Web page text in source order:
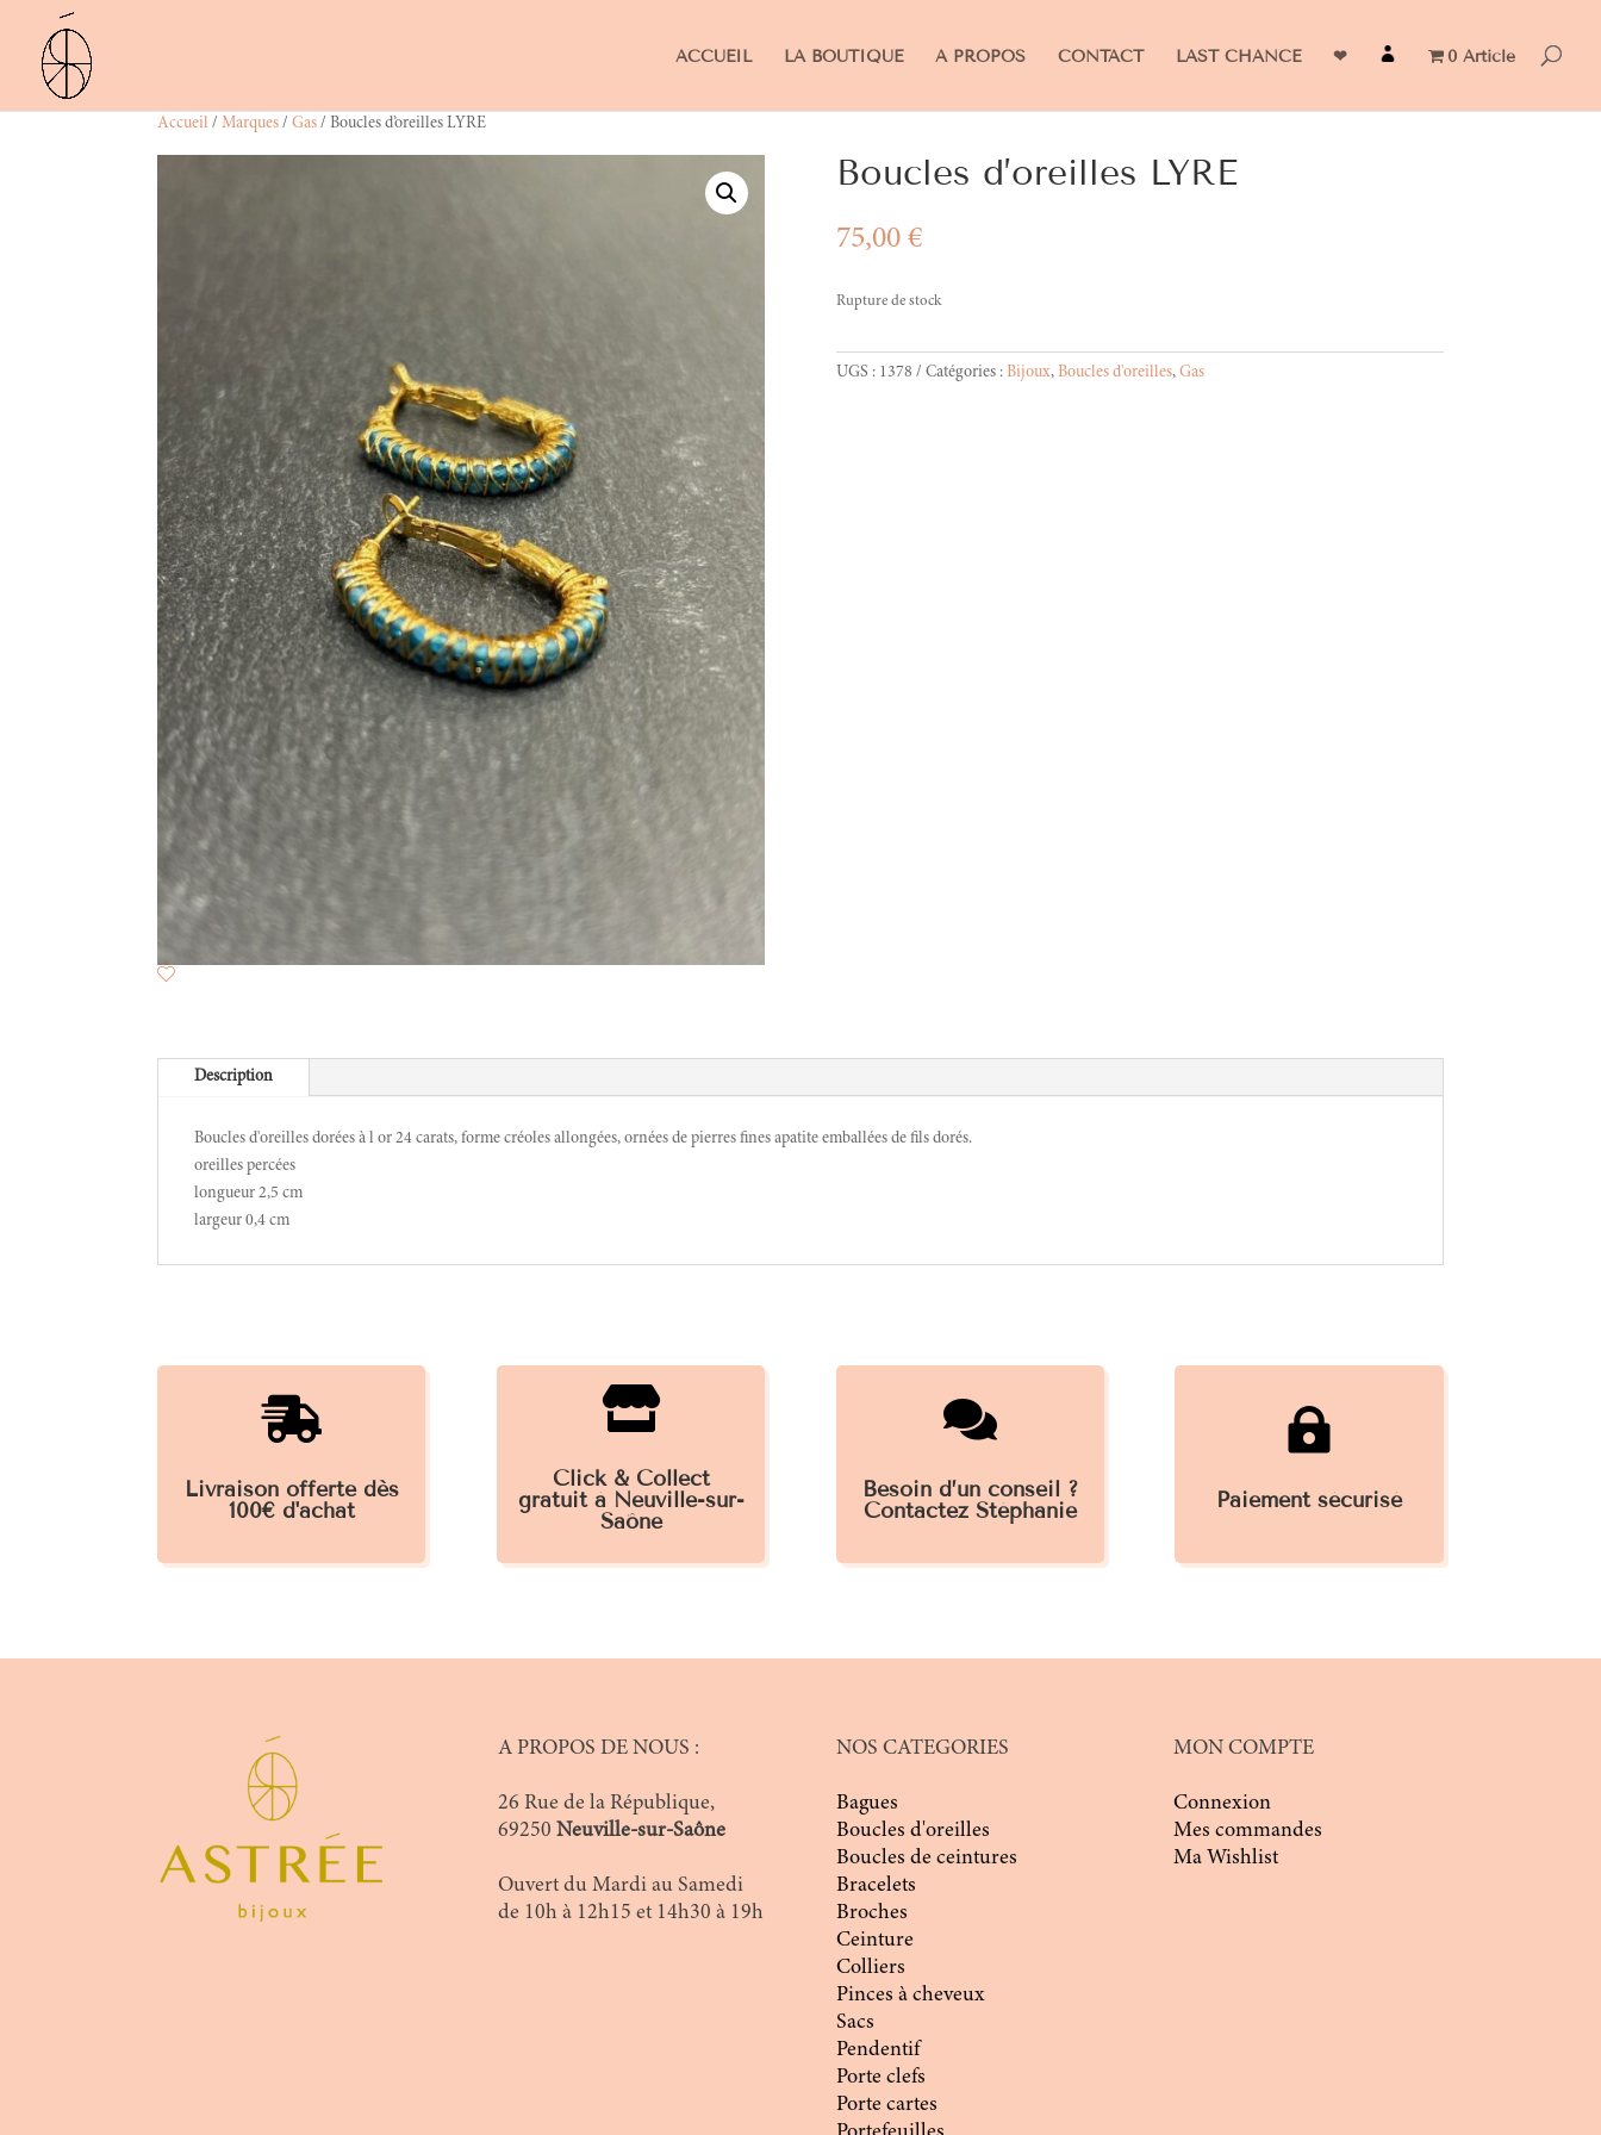
ACCUEIL LA BOUTIQUE A PROPOS CONTACT LAST CHANCE ❤ 0 Article
Accueil / Marques / Gas / Boucles d’oreilles LYRE
Boucles d’oreilles LYRE
75,00 €
Rupture de stock
UGS : 1378 Catégories : Bijoux, Boucles d'oreilles, Gas
Description
Boucles d'oreilles dorées à l or 24 carats, forme créoles allongées, ornées de pierres fines apatite emballées de fils dorés.
oreilles percées
longueur 2,5 cm
largeur 0,4 cm

Livraison offerte dès
100€ d'achat

Click & Collect
gratuit à Neuville-sur-
Saône

Besoin d’un conseil ?
Contactez Stéphanie

Paiement sécurisé
A PROPOS DE NOUS :
26 Rue de la République,
69250 Neuville-sur-Saône
Ouvert du Mardi au Samedi
de 10h à 12h15 et 14h30 à 19h
NOS CATEGORIES
Bagues
Boucles d'oreilles
Boucles de ceintures
Bracelets
Broches
Ceinture
Colliers
Pinces à cheveux
Sacs
Pendentif
Porte clefs
Porte cartes
MON COMPTE
Connexion
Mes commandes
Ma Wishlist